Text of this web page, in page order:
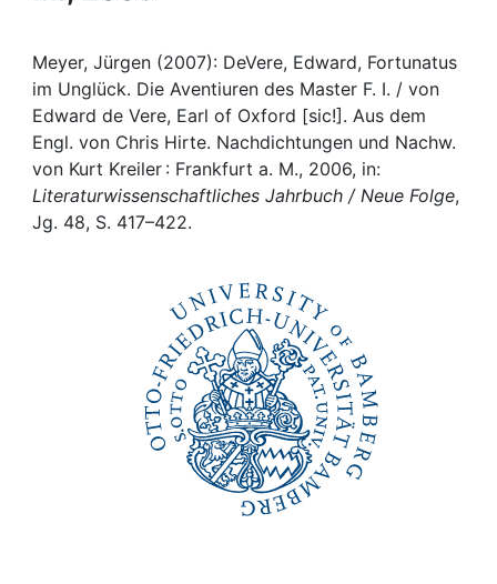
Meyer, Jürgen (2007): DeVere, Edward, Fortunatus
im Unglück. Die Aventiuren des Master F. I. / von
Edward de Vere, Earl of Oxford [sic!]. Aus dem
Engl. von Chris Hirte. Nachdichtungen und Nachw.
von Kurt Kreiler : Frankfurt a. M., 2006, in:
Literaturwissenschaftliches Jahrbuch / Neue Folge,
Jg. 48, S. 417–422.